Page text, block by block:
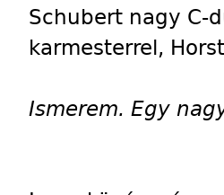
Schubert nagy C-
karmesterrel,
Ismerem. Egy